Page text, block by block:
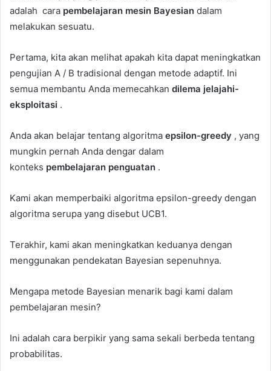
adalah cara pembelajaran mesin Bayesian dalam
melakukan sesuatu.
Pertama, kita akan melihat apakah kita dapat meningkatkan
pengujian A / B tradisional dengan metode adaptif. Ini
semua membantu Anda memecahkan dilema jelajahi-
eksploitasi .
Anda akan belajar tentang algoritma epsilon-greedy , yang
mungkin pernah Anda dengar dalam
konteks pembelajaran penguatan .
Kami akan memperbaiki algoritma epsilon-greedy dengan
algoritma serupa yang disebut UCB1.
Terakhir, kami akan meningkatkan keduanya dengan
menggunakan pendekatan Bayesian sepenuhnya.
Mengapa metode Bayesian menarik bagi kami dalam
pembelajaran mesin?
Ini adalah cara berpikir yang sama sekali berbeda tentang
probabilitas.